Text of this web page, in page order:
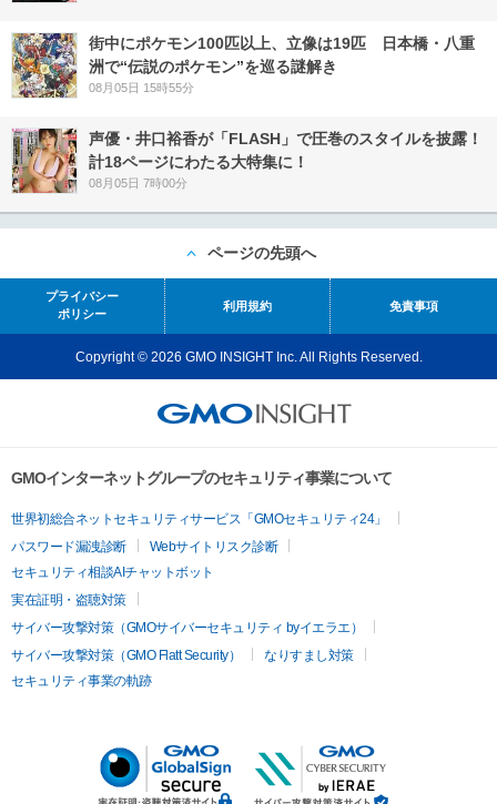
街中にポケモン100匹以上、立像は19匹 日本橋・八重
洲で“伝説のポケモン”を巡る謎解き
08月05日 15時55分
声優・井口裕香が「FLASH」で圧巻のスタイルを披露！
計18ページにわたる大特集に！
08月05日 7時00分
ページの先頭へ
プライバシー
ポリシー
利用規約 免責事項
Copyright © 2026 GMO INSIGHT Inc. All Rights Reserved.
GMOインターネットグループのセキュリティ事業について
世界初総合ネットセキュリティサービス「GMOセキュリティ24」
パスワード漏洩診断
Webサイトリスク診断
セキュリティ相談AIチャットボット
実在証明・盗聴対策
サイバー攻撃対策（GMOサイバーセキュリティ byイエラエ）
サイバー攻撃対策（GMO Flatt Security）
なりすまし対策
セキュリティ事業の軌跡